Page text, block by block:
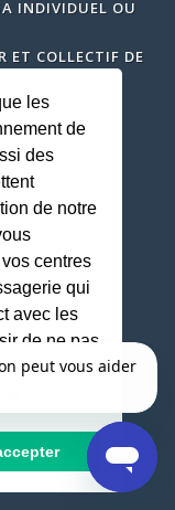
INDIVIDUEL OU
ET COLLECTIF DE
ET
les
de
des
de notre
centres
qui
avec les
de ne pas
au